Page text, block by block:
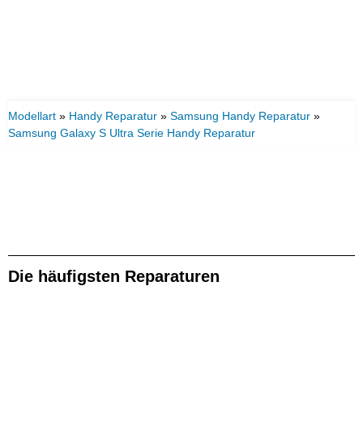
Modellart » Handy Reparatur » Samsung Handy Reparatur »
Samsung Galaxy S Ultra Serie Handy Reparatur
Die häufigsten Reparaturen